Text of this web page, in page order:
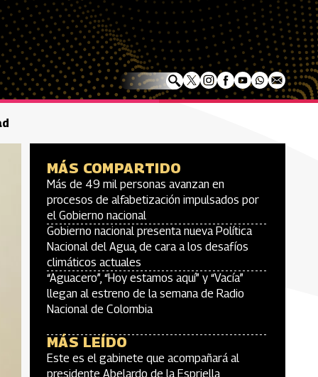
MÁS COMPARTIDO
Más de 49 mil personas avanzan en
procesos de alfabetización impulsados por
el Gobierno nacional
Gobierno nacional presenta nueva Política
Nacional del Agua, de cara a los desafíos
climáticos actuales
“Aguacero”, “Hoy estamos aquí” y “Vacía”
llegan al estreno de la semana de Radio
Nacional de Colombia
MÁS LEÍDO
Este es el gabinete que acompañará al
presidente Abelardo de la Espriella